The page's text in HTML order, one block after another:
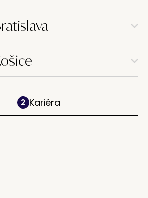
2 Kariéra